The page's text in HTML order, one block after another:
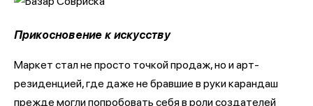
Прикосновение к искусству
Маркет стал не просто точкой продаж, но и арт-
резиденцией, где даже не бравшие в руки карандаш
прежде могли попробовать себя в роли создателей